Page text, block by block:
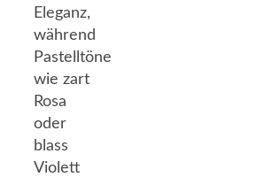
Eleganz,
während
Pastelltöne
wie zart
Rosa
oder
blass
Violett